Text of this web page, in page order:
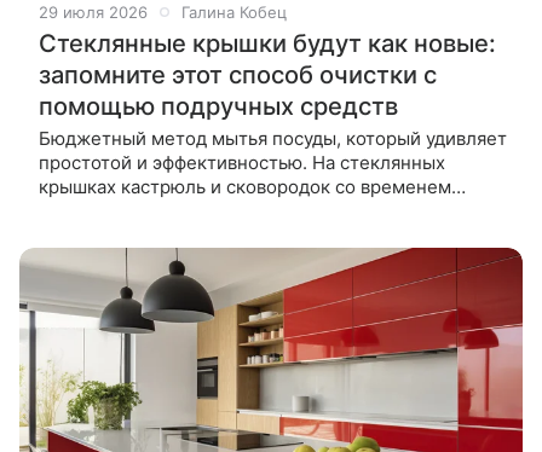
29 июля 2026 Галина Кобец
Стеклянные крышки будут как новые:
запомните этот способ очистки с
помощью подручных средств
Бюджетный метод мытья посуды, который удивляет
простотой и эффективностью. На стеклянных
крышках кастрюль и сковородок со временем